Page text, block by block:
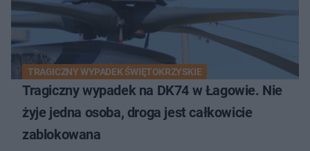
TRAGICZNY WYPADEK ŚWIĘTOKRZYSKIE
Tragiczny wypadek na DK74 w Łagowie. Nie
żyje jedna osoba, droga jest całkowicie
zablokowana